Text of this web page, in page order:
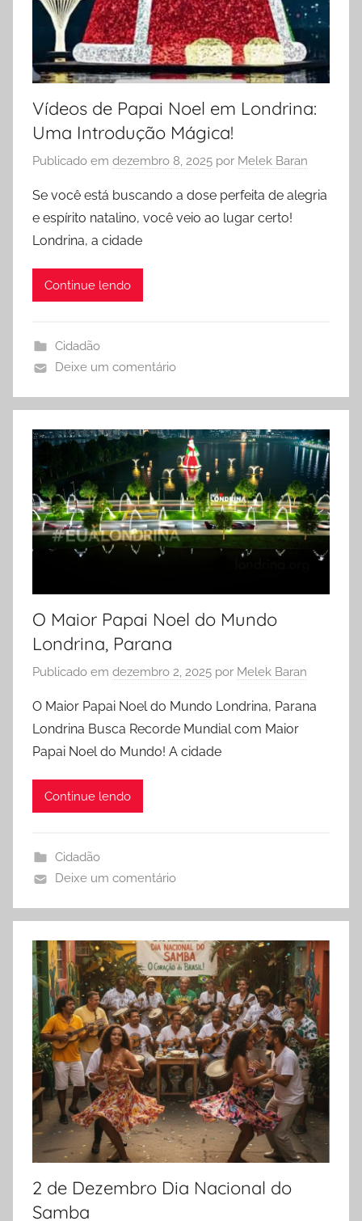
Vídeos de Papai Noel em Londrina:
Uma Introdução Mágica!
Publicado em dezembro 8, 2025 por Melek Baran
Se você está buscando a dose perfeita de alegria
e espírito natalino, você veio ao lugar certo!
Londrina, a cidade
Continue lendo
Cidadão
Deixe um comentário
O Maior Papai Noel do Mundo
Londrina, Parana
Publicado em dezembro 2, 2025 por Melek Baran
O Maior Papai Noel do Mundo Londrina, Parana
Londrina Busca Recorde Mundial com Maior
Papai Noel do Mundo! A cidade
Continue lendo
Cidadão
Deixe um comentário
2 de Dezembro Dia Nacional do
Samba